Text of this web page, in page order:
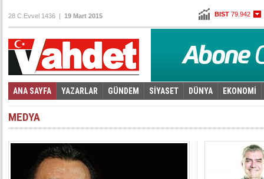
Altın96,930
Euro2,7845
28 C.Evvel 1436 | 19 Mart 2015
ANA SAYFA YAZARLAR GÜNDEM SİYASET DÜNYA EKONOMİ
Foto Galeri | Video Galeri
MEDYA